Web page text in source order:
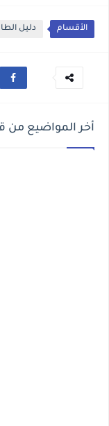
الأقسام دليل
أخر المواضيع من